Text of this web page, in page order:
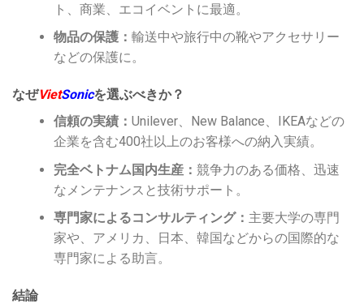
ト、商業、エコイベントに最適。
物品の保護： 輸送中や旅行中の靴やアクセサリー
などの保護に。
なぜVietSonicを選ぶべきか？
信頼の実績： Unilever、New Balance、IKEAなどの
企業を含む400社以上のお客様への納入実績。
完全ベトナム国内生産： 競争力のある価格、迅速
なメンテナンスと技術サポート。
専門家によるコンサルティング： 主要大学の専門
家や、アメリカ、日本、韓国などからの国際的な
専門家による助言。
結論